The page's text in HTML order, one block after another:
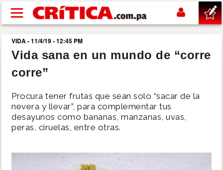
Pasar al contenido principal
buscar
SUCESOS
NACIONAL
POLÍTICA
VIDA - 11/4/19 - 12:45 PM
Vida sana en un mundo de “corre
corre”
Procura tener frutas que sean solo “sacar de la
nevera y llevar”, para complementar tus
desayunos como bananas, manzanas, uvas,
peras, ciruelas, entre otras.